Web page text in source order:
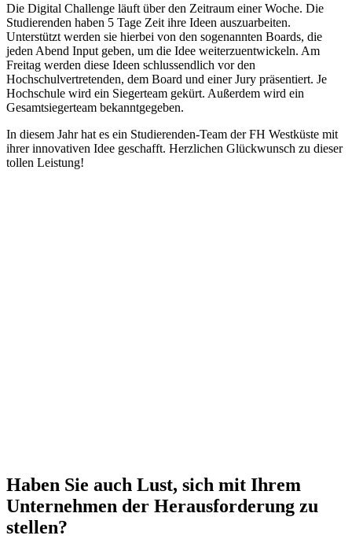
Die Digital Challenge läuft über den Zeitraum einer Woche. Die
Studierenden haben 5 Tage Zeit ihre Ideen auszuarbeiten.
Unterstützt werden sie hierbei von den sogenannten Boards, die
jeden Abend Input geben, um die Idee weiterzuentwickeln. Am
Freitag werden diese Ideen schlussendlich vor den
Hochschulvertretenden, dem Board und einer Jury präsentiert. Je
Hochschule wird ein Siegerteam gekürt. Außerdem wird ein
Gesamtsiegerteam bekanntgegeben.
In diesem Jahr hat es ein Studierenden-Team der FH Westküste mit
ihrer innovativen Idee geschafft. Herzlichen Glückwunsch zu dieser
tollen Leistung!
Haben Sie auch Lust, sich mit Ihrem
Unternehmen der Herausforderung zu
stellen?